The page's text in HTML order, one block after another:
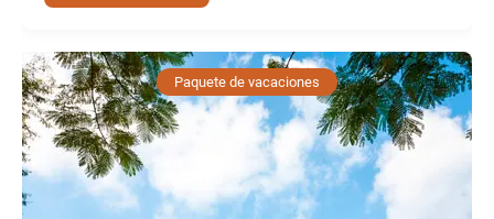
Paquete de vacaciones